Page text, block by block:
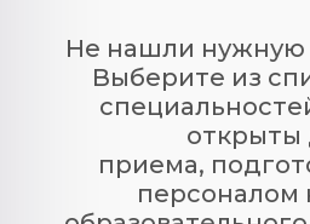
Не нашли нужную
Выберите из
открыты
приема,
персоналом